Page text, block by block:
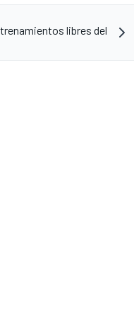
libres del